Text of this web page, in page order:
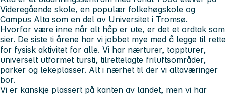
Videregående skole, en populær folkehøgskole og
Campus Alta som en del av Universitet i Tromsø.
Hvorfor være inne når alt håp er ute, er det et ordtak som
sier. De siste ti årene har vi jobbet mye med å legge til rette
for fysisk aktivitet for alle. Vi har nærturer, toppturer,
universelt utformet tursti, tilrettelagte friluftsområder,
parker og lekeplasser. Alt i nærhet til der vi altaværinger
bor.
Vi er kanskje plassert på kanten av landet, men vi har